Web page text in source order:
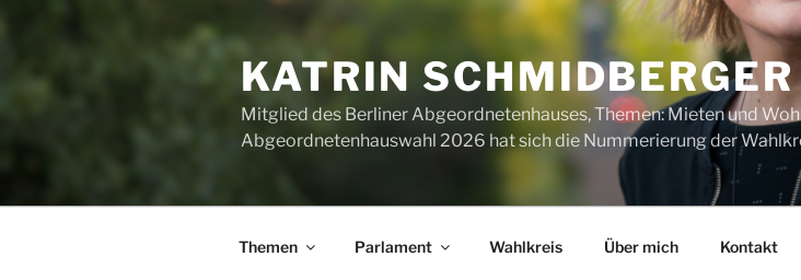
KATRIN SCHMIDBERGER
Mitglied des Berliner Abgeordnetenhauses, Themen: Mieten und
Abgeordnetenhauswahl 2026 hat sich die Nummerierung der
Themen Parlament Wahlkreis Über mich Kontakt